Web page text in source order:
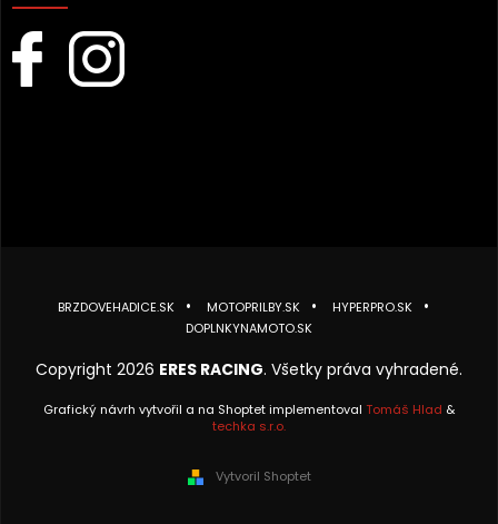
BRZDOVEHADICE.SK MOTOPRILBY.SK
HYPERPRO.SK
DOPLNKYNAMOTO.SK
Copyright 2026 ERES RACING. Všetky práva vyhradené.
Grafický návrh vytvořil a na Shoptet implementoval Tomáš Hlad &
techka s.r.o.
Vytvoril Shoptet